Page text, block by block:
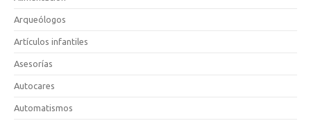
Arqueólogos
Artículos infantiles
Asesorías
Autocares
Automatismos